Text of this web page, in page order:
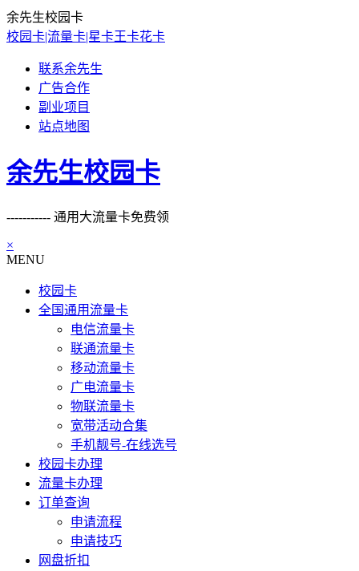
余先生校园卡
校园卡|流量卡|星卡王卡花卡
联系余先生
广告合作
副业项目
站点地图
余先生校园卡
----------- 通用大流量卡免费领
×
MENU
校园卡
全国通用流量卡
电信流量卡
联通流量卡
移动流量卡
广电流量卡
物联流量卡
宽带活动合集
手机靓号-在线选号
校园卡办理
流量卡办理
订单查询
申请流程
申请技巧
网盘折扣